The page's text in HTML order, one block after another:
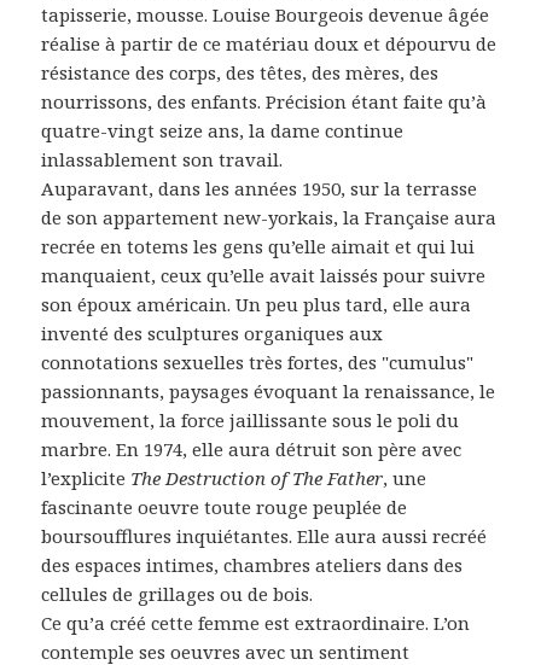
tapisserie, mousse. Louise Bourgeois devenue âgée
réalise à partir de ce matériau doux et dépourvu de
résistance des corps, des têtes, des mères, des
nourrissons, des enfants. Précision étant faite qu’à
quatre-vingt seize ans, la dame continue
inlassablement son travail.
Auparavant, dans les années 1950, sur la terrasse
de son appartement new-yorkais, la Française aura
recrée en totems les gens qu’elle aimait et qui lui
manquaient, ceux qu’elle avait laissés pour suivre
son époux américain. Un peu plus tard, elle aura
inventé des sculptures organiques aux
connotations sexuelles très fortes, des "cumulus"
passionnants, paysages évoquant la renaissance, le
mouvement, la force jaillissante sous le poli du
marbre. En 1974, elle aura détruit son père avec
l’explicite The Destruction of The Father, une
fascinante oeuvre toute rouge peuplée de
boursoufflures inquiétantes. Elle aura aussi recréé
des espaces intimes, chambres ateliers dans des
cellules de grillages ou de bois.
Ce qu’a créé cette femme est extraordinaire. L’on
contemple ses oeuvres avec un sentiment